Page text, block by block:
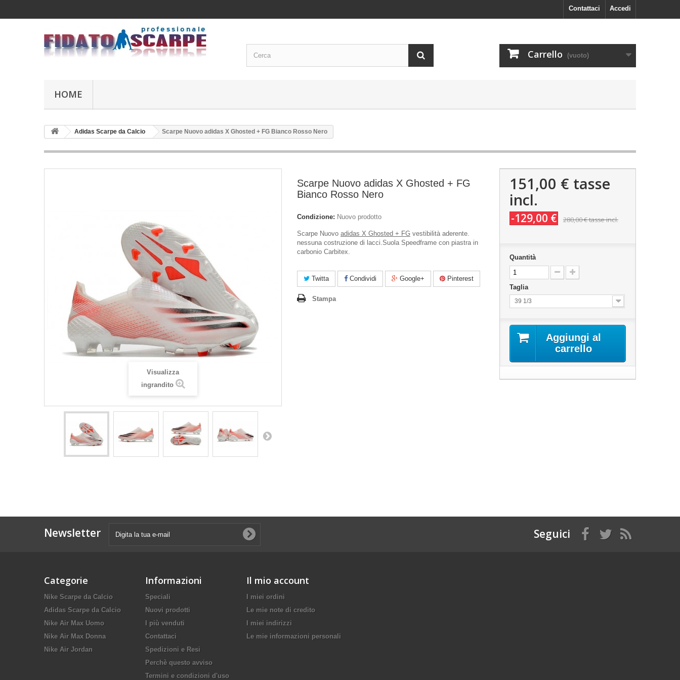
Accedi
Contattaci
Carrello (vuoto)
HOME
Adidas Scarpe da Calcio Scarpe Nuovo adidas X Ghosted + FG Bianco Rosso Nero
Visualizza
ingrandito
Scarpe Nuovo adidas X Ghosted + FG
Bianco Rosso Nero
Condizione: Nuovo prodotto
Scarpe Nuovo adidas X Ghosted + FG vestibilità aderente.
nessuna costruzione di lacci.Suola Speedframe con piastra in
carbonio Carbitex.
Twitta Condividi Google+ Pinterest
Stampa
151,00 € tasse
incl.
-129,00 € 280,00 €tasse incl.
Quantità
Taglia
39 1/3
Aggiungi al
carrello
Newsletter Seguici
Categorie
Nike Scarpe da Calcio
Adidas Scarpe da Calcio
Nike Air Max Uomo
Nike Air Max Donna
Nike Air Jordan
Informazioni
Speciali
Nuovi prodotti
I più venduti
Contattaci
Spedizioni e Resi
Perchè questo avviso
Termini e condizioni d'uso
Il mio account
I miei ordini
Le mie note di credito
I miei indirizzi
Le mie informazioni personali